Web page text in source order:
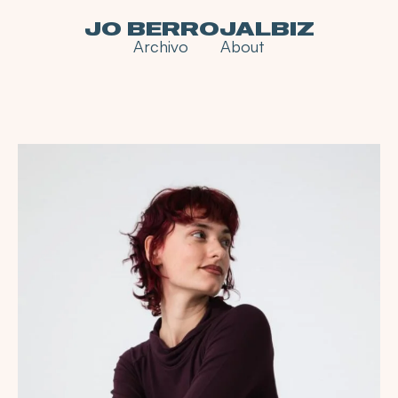
JO BERROJALBIZ
Archivo About